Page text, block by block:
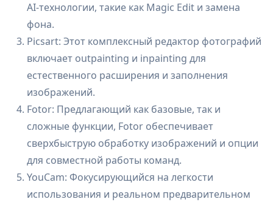
AI-технологии, такие как Magic Edit и замена
фона.
Picsart: Этот комплексный редактор фотографий
включает outpainting и inpainting для
естественного расширения и заполнения
изображений.
Fotor: Предлагающий как базовые, так и
сложные функции, Fotor обеспечивает
сверхбыструю обработку изображений и опции
для совместной работы команд.
YouCam: Фокусирующийся на легкости
использования и реальном предварительном